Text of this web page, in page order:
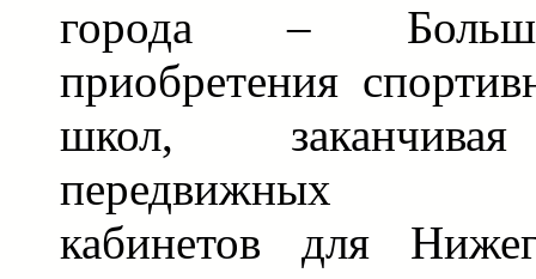
города –
приобретения
школ,
передвижных
кабинетов для